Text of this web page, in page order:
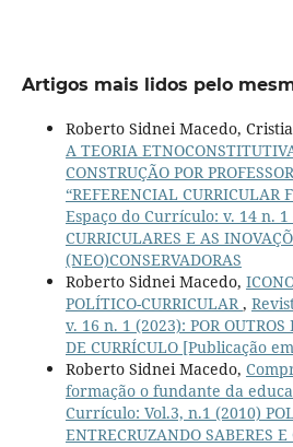
Artigos mais lidos pelo
Roberto Sidnei Macedo,
A TEORIA
CONSTRUÇÃO POR
“REFERENCIAL CURRICULAR
Espaço do Currículo: v. 14 n. 1
CURRICULARES E AS
(NEO)CONSERVADORAS
Roberto Sidnei Macedo,
POLÍTICO-CURRICULAR,
v. 16 n. 1 (2023): POR OUTROS
DE CURRÍCULO [Publicação
Roberto Sidnei Macedo,
formação o fundante da
Currículo: Vol.3, n.1 (2010)
ENTRECRUZANDO SABERES E